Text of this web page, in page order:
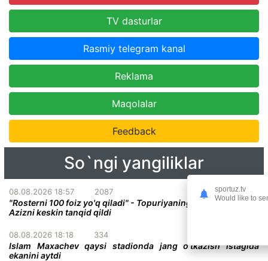
TV dasturlar
Rasmiy telegram kanal
Reklama
Maqolalar
Feedback
So`ngi yangiliklar
08.08.2026 18:57 2087
"Rosterni 100 foiz yo'q qiladi" - Topuriyaning menejeri Abdel-
Azizni keskin tanqid qildi
08.08.2026 18:18 334
Islam Maxachev qaysi stadionda jang o'tkazish istagida
ekanini aytdi
sportuz.tv
Would like to